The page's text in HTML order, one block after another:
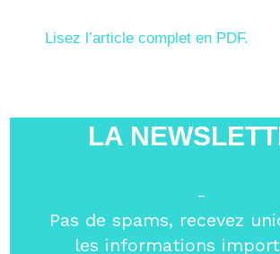
Lisez l’article complet en PDF.
LA
-
Pas de spams, recevez
les informations